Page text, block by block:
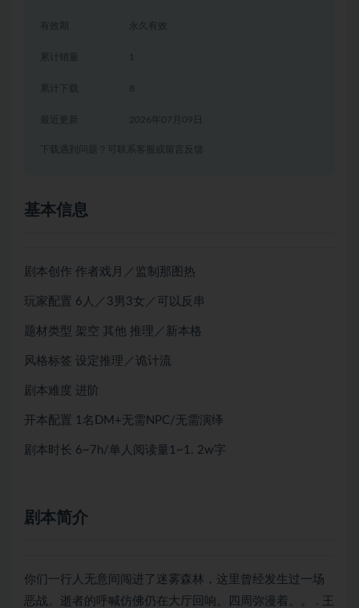
有效期 永久有效
累计销量 1
累计下载 8
2026年07月09日
下载遇到问题？可联系客服或留言反馈
基本信息
剧本创作 作者戏月／监制那图热
玩家配置 6人／3男3女／可以反串
题材类型 架空 其他 推理／新本格
风格标签 设定推理／诡计流
剧本难度 进阶
开本配置 1名DM+无需NPC/无需演绎
剧本时长 6~7h/单人阅读量1~1. 2w字
剧本简介
你们一行人无意间闯进了迷雾森林，这里曾经发生过一场
恶战。逝者的呼喊仿佛仍在大厅回响。四周弥漫着。。 . 王